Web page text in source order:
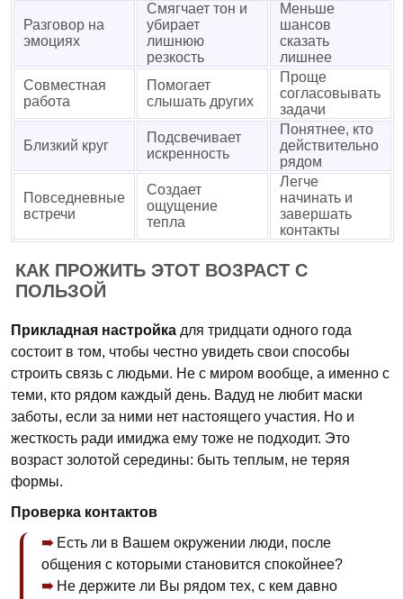
Разговор на
эмоциях
Смягчает тон и
убирает
лишнюю
резкость
Меньше
шансов
сказать
лишнее
Совместная
работа
Помогает
слышать других
Проще
согласовывать
задачи
Близкий круг
Подсвечивает
искренность
Понятнее, кто
действительно
рядом
Повседневные
встречи
Создает
ощущение
тепла
Легче
начинать и
завершать
контакты
КАК ПРОЖИТЬ ЭТОТ ВОЗРАСТ С
ПОЛЬЗОЙ
Прикладная настройка для тридцати одного года
состоит в том, чтобы честно увидеть свои способы
строить связь с людьми. Не с миром вообще, а именно с
теми, кто рядом каждый день. Вадуд не любит маски
заботы, если за ними нет настоящего участия. Но и
жесткость ради имиджа ему тоже не подходит. Это
возраст золотой середины: быть теплым, не теряя
формы.
Проверка контактов
Есть ли в Вашем окружении люди, после
общения с которыми становится спокойнее?
Не держите ли Вы рядом тех, с кем давно